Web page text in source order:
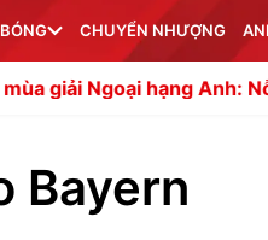
CHUYỂN NHƯỢNG
Anh: Nỗi lo Liverpool;
Bayern